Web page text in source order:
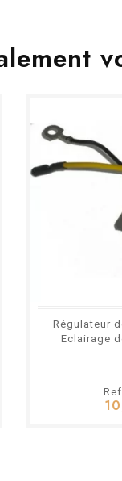
Régulateur
Eclairage